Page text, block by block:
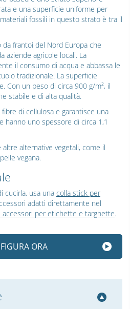
e una superficie uniforme per
fossili in questo strato è tra il
frantoi del Nord Europa che
aziende agricole locali. La
il consumo di acqua e abbassa le
tradizionale. La superficie
Con un peso di circa 900 g/m², il
stabile e di alta qualità.
di cellulosa e garantisce una
hanno uno spessore di circa 1,1
alternative vegetali, come il
vegana.
cucirla, usa una colla stick per
adatti direttamente nel
accessori per etichette e targhette.
ORA